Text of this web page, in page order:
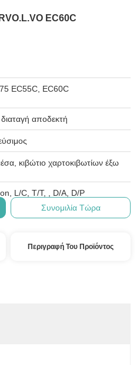
EC60C
EC55C, EC60C
αποδεκτή
κιβώτιο χαρτοκιβωτίων έξω
L/C, T/T, , D/A, D/P
Συνομιλία Τώρα
Περιγραφή Του Προϊόντος